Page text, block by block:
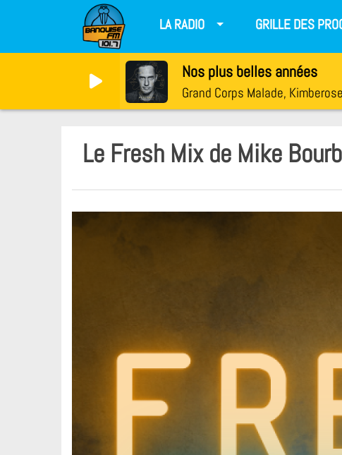
LA RADIO GRILLE DES
Nos plus belles années
Grand Corps Malade, Kimberose
Le Fresh Mix de Mike